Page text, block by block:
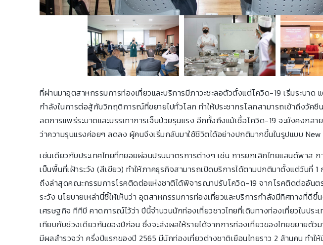
ที่ผ่านมาอุตสาหกรรมการท่องเที่ยวและบริการมีภาวะชะลอตัวตั้งแต่โควิด-19 เริ่มระบาด
กำลังในการต่อสู้กับวิกฤติการณ์ที่ขยายไปทั่วโลก ทำให้ประชากรโลกสามารถเข้าถึงวัคซี
ลดการแพร่ระบาดและบรรเทาการเจ็บป่วยรุนแรง อีกทั้งถึงแม้เชื้อโควิด-19 จะยังคงกล
ว่าความรุนแรงค่อยๆ ลดลง ผู้คนจึงเริ่มกลับมาใช้ชีวิตได้อย่างปกติมากขึ้นในรูปแบบ
เช่นเดียวกับประเทศไทยที่ทยอยผ่อนปรนมาตรการต่างๆ เช่น การยกเลิกไทยแลนด์พาส
เป็นพื้นที่เฝ้าระวัง (สีเขียว) ทำให้ภาคธุรกิจสามารถเปิดบริการได้ตามปกติมาตั้งแต่วันที่
ถึงล่าสุดคณะกรรมการโรคติดต่อแห่งชาติได้พิจารณาปรับโควิด-19 จากโรคติดต่ออันต
ระวัง นโยบายเหล่านี้ชี้ให้เห็นว่า อุตสาหกรรมการท่องเที่ยวและบริการกำลังมีทิศทางที่ดีขึ้
เศรษฐกิจ ทีทีบี คาดการณ์ไว้ว่า ปีนี้จำนวนนักท่องเที่ยวชาวไทยที่เดินทางท่องเที่ยวในประเ
เทียบกับช่วงเดียวกันของปีก่อน ซึ่งจะส่งผลให้รายได้จากการท่องเที่ยวของไทยขยายตั
มีผลสำรวจว่า ครึ่งปีแรกของปี 2565 มีนักท่องเที่ยวต่างชาติเยือนไทยราว 2 ล้านคน ทำใ